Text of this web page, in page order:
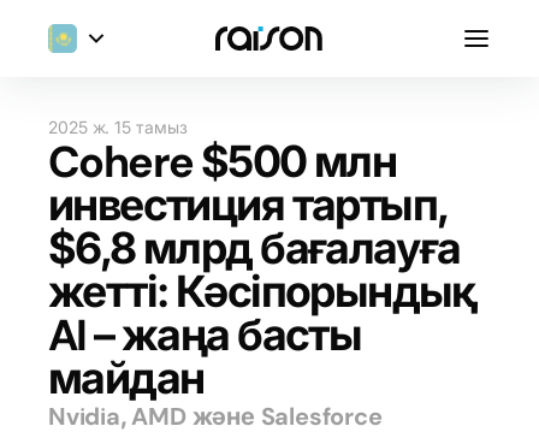
2025 ж. 15 тамыз
Cohere $500 млн
инвестиция тартып,
$6,8 млрд бағалауға
жетті: Кәсіпорындық
AI – жаңа басты
майдан
Nvidia, AMD және Salesforce